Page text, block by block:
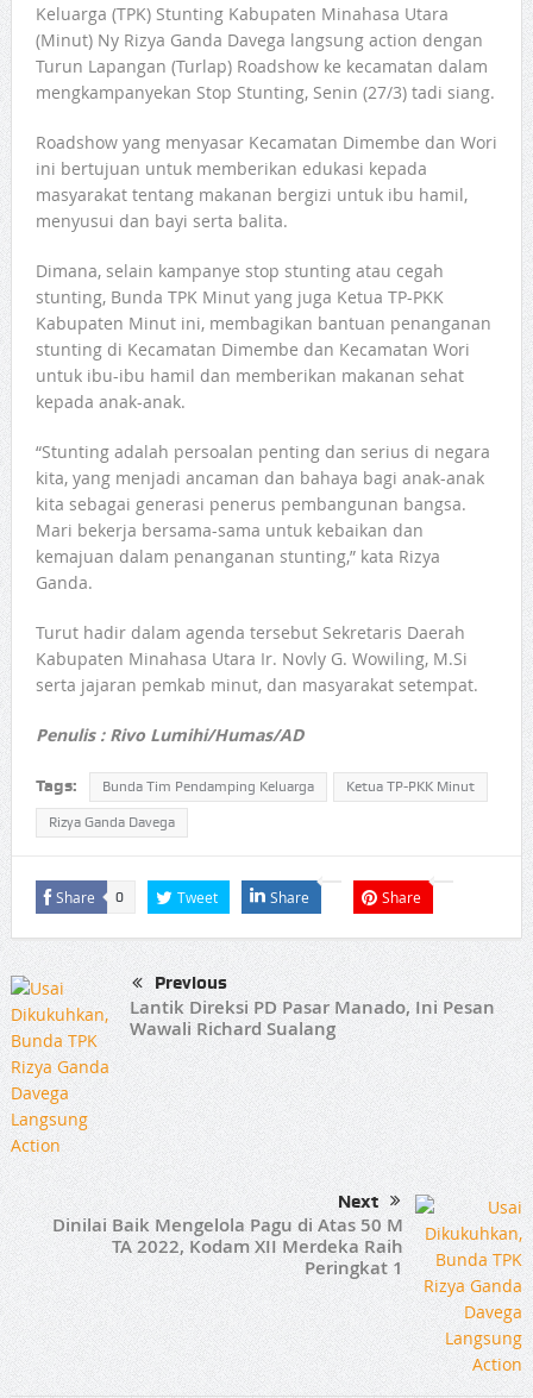
Keluarga (TPK) Stunting Kabupaten Minahasa Utara
(Minut) Ny Rizya Ganda Davega langsung action dengan
Turun Lapangan (Turlap) Roadshow ke kecamatan dalam
mengkampanyekan Stop Stunting, Senin (27/3) tadi siang.
Roadshow yang menyasar Kecamatan Dimembe dan Wori
ini bertujuan untuk memberikan edukasi kepada
masyarakat tentang makanan bergizi untuk ibu hamil,
menyusui dan bayi serta balita.
Dimana, selain kampanye stop stunting atau cegah
stunting, Bunda TPK Minut yang juga Ketua TP-PKK
Kabupaten Minut ini, membagikan bantuan penanganan
stunting di Kecamatan Dimembe dan Kecamatan Wori
untuk ibu-ibu hamil dan memberikan makanan sehat
kepada anak-anak.
“Stunting adalah persoalan penting dan serius di negara
kita, yang menjadi ancaman dan bahaya bagi anak-anak
kita sebagai generasi penerus pembangunan bangsa.
Mari bekerja bersama-sama untuk kebaikan dan
kemajuan dalam penanganan stunting,” kata Rizya
Ganda.
Turut hadir dalam agenda tersebut Sekretaris Daerah
Kabupaten Minahasa Utara Ir. Novly G. Wowiling, M.Si
serta jajaran pemkab minut, dan masyarakat setempat.
Penulis : Rivo Lumihi/Humas/AD
Tags: Bunda Tim Pendamping Keluarga Ketua TP-PKK Minut
Rizya Ganda Davega
Share 0 Tweet Share Share
Previous
Lantik Direksi PD Pasar Manado, Ini Pesan
Wawali Richard Sualang
Next
Dinilai Baik Mengelola Pagu di Atas 50 M
TA 2022, Kodam XII Merdeka Raih
Peringkat 1